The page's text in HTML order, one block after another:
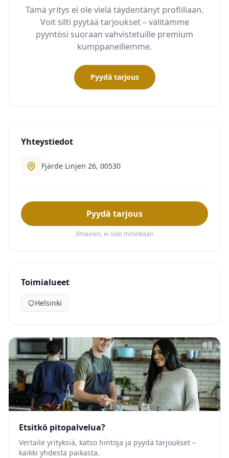
Tämä yritys ei ole vielä täydentänyt profiiliaan.
Voit silti pyytää tarjoukset – välitämme
pyyntösi suoraan vahvistetuille premium
kumppaneillemme.
Pyydä tarjous
Yhteystiedot
Fjärde Linjen 26, 00530
Pyydä tarjous
Ilmainen, ei sido mihinkään
Toimialueet
Helsinki
Etsitkö pitopalvelua?
Vertaile yrityksiä, katso hintoja ja pyydä tarjoukset –
kaikki yhdestä paikasta.